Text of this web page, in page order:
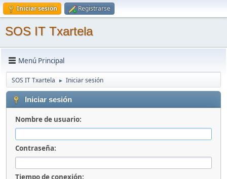
Iniciar sesión Registrarse
SOS IT Txartela
Menú Principal
SOS IT Txartela ► Iniciar sesión
Iniciar sesión
Nombre de usuario:
Contraseña:
Tiempo de conexión: